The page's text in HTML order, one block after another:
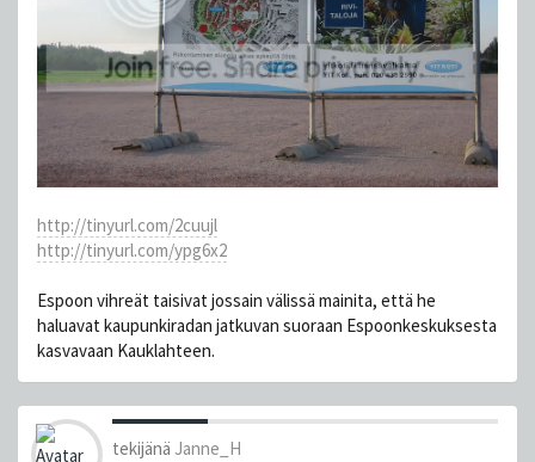
http://tinyurl.com/2cuujl
http://tinyurl.com/ypg6x2
Espoon vihreät taisivat jossain välissä mainita, että he
haluavat kaupunkiradan jatkuvan suoraan Espoonkeskuksesta
kasvavaan Kauklahteen.
tekijänä Janne_H